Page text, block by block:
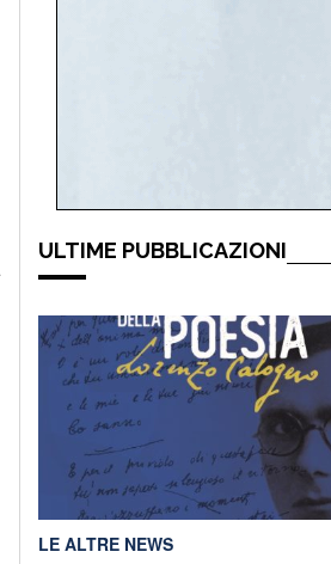
ULTIME PUBBLICAZIONI
LE ALTRE NEWS